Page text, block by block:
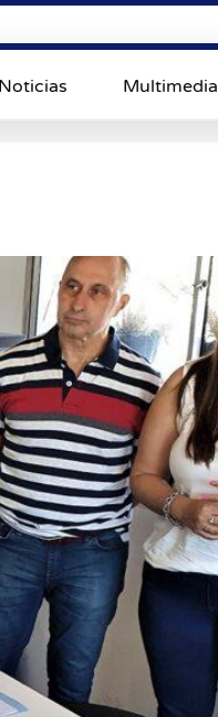
Noticias Multimedia